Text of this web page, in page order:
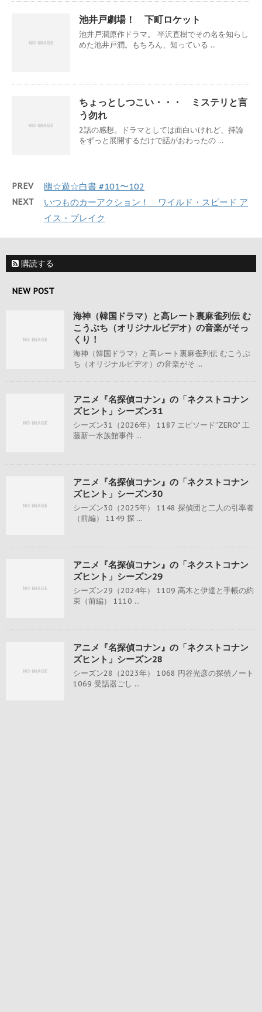
池井戸劇場！ 下町ロケット
池井戸潤原作ドラマ。 半沢直樹でその名を知らし
めた池井戸潤。もちろん、知っている ...
ちょっとしつこい・・・ ミステリと言
う勿れ
2話の感想。ドラマとしては面白いけれど、持論
をずっと展開するだけで話がおわったの ...
PREV 幽☆遊☆白書 #101〜102
NEXT
いつものカーアクション！ ワイルド・スピード ア
イス・ブレイク
購読する
NEW POST
海神（韓国ドラマ）と高レート裏麻雀列伝 む
こうぶち（オリジナルビデオ）の音楽がそっ
くり！
海神（韓国ドラマ）と高レート裏麻雀列伝 むこうぶ
ち（オリジナルビデオ）の音楽がそ ...
アニメ『名探偵コナン』の「ネクストコナン
ズヒント」シーズン31
シーズン31（2026年） 1187 エピソード“ZERO” 工
藤新一水族館事件 ...
アニメ『名探偵コナン』の「ネクストコナン
ズヒント」シーズン30
シーズン30（2025年） 1148 探偵団と二人の引率者
（前編） 1149 探 ...
アニメ『名探偵コナン』の「ネクストコナン
ズヒント」シーズン29
シーズン29（2024年） 1109 高木と伊達と手帳の約
束（前編） 1110 ...
アニメ『名探偵コナン』の「ネクストコナン
ズヒント」シーズン28
シーズン28（2023年） 1068 円谷光彦の探偵ノート
1069 受話器ごし ...